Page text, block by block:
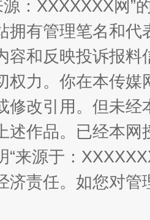
次搞定
名
源：XXXXXXX网”
拥有管理笔名和
容和反映投诉报
权力。你在本传
修改引用。但未
述作品。已经本
“来源于：
济责任。如您对